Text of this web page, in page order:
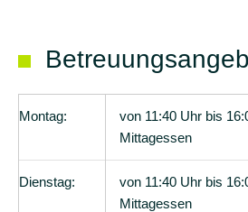
Schulkonzept
Inklusion
Schulsozialarbeit
Schulassistenz
Montag:
von 11:40 Uhr bis
Mittagessen
Dienstag:
von 11:40 Uhr bis
Mittagessen